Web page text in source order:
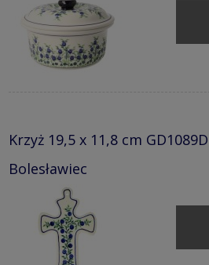
Krzyż 19,5 x 11,8 cm
Bolesławiec